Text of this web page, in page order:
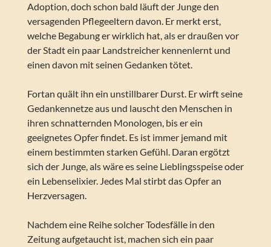
Adoption, doch schon bald läuft der Junge den
versagenden Pflegeeltern davon. Er merkt erst,
welche Begabung er wirklich hat, als er draußen vor
der Stadt ein paar Landstreicher kennenlernt und
einen davon mit seinen Gedanken tötet.
Fortan quält ihn ein unstillbarer Durst. Er wirft seine
Gedankennetze aus und lauscht den Menschen in
ihren schnatternden Monologen, bis er ein
geeignetes Opfer findet. Es ist immer jemand mit
einem bestimmten starken Gefühl. Daran ergötzt
sich der Junge, als wäre es seine Lieblingsspeise oder
ein Lebenselixier. Jedes Mal stirbt das Opfer an
Herzversagen.
Nachdem eine Reihe solcher Todesfälle in den
Zeitung aufgetaucht ist, machen sich ein paar